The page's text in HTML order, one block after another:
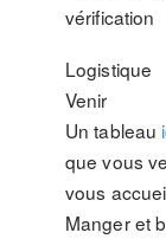
vérification
Logistique
Venir
Un tableau
que vous
vous
Manger et